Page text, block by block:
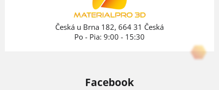
Česká u Brna 182, 664 31 Česká
Po - Pia: 9:00 - 15:30
Facebook